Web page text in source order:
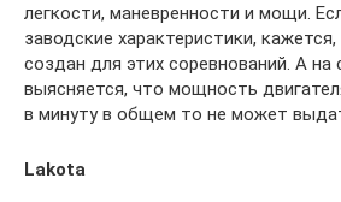
легкости, маневренности и мощи.
заводские характеристики,
создан для этих соревнований. А на
выясняется, что мощность
в минуту в общем то не может
Lakota